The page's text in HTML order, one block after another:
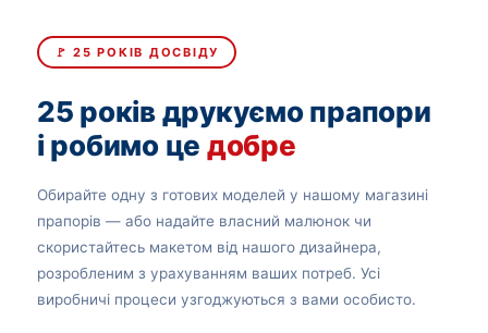
🚩 25 РОКІВ ДОСВІДУ
25 років друкуємо прапори
і робимо це добре
Обирайте одну з готових моделей у нашому магазині
прапорів — або надайте власний малюнок чи
скористайтесь макетом від нашого дизайнера,
розробленим з урахуванням ваших потреб. Усі
виробничі процеси узгоджуються з вами особисто.